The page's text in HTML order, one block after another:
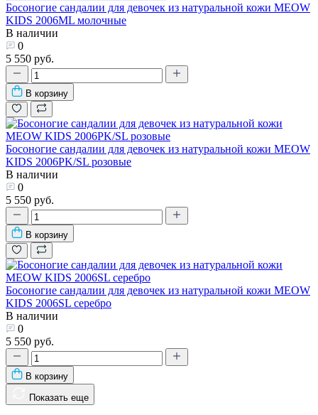
Босоногие сандалии для девочек из натуральной кожи MEOW
KIDS 2006ML молочные
В наличии
0
5 550 руб.
В корзину
Босоногие сандалии для девочек из натуральной кожи MEOW
KIDS 2006PK/SL розовые
В наличии
0
5 550 руб.
В корзину
Босоногие сандалии для девочек из натуральной кожи MEOW
KIDS 2006SL серебро
В наличии
0
5 550 руб.
В корзину
Показать еще